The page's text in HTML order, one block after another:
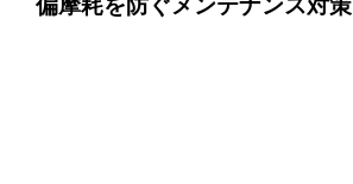
偏摩耗を防ぐメンテナンス対策